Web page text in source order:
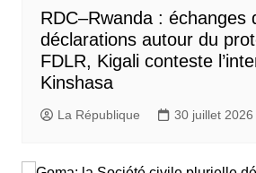
RDC–Rwanda : échanges
déclarations autour du
FDLR, Kigali conteste
Kinshasa
La République 30 juillet 2026